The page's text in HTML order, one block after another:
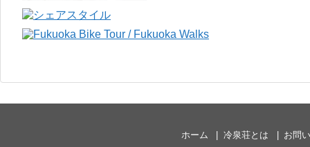
ホーム 冷泉荘とは
お問